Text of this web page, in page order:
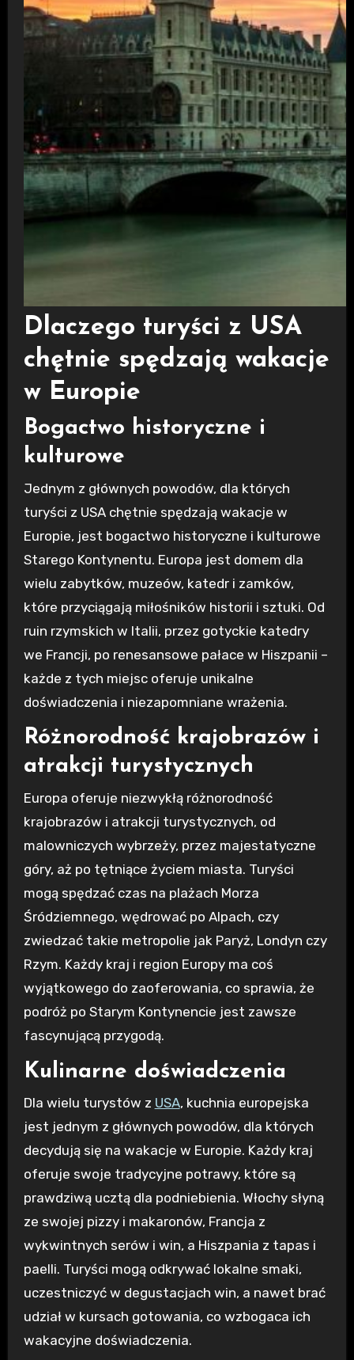
Dlaczego turyści z USA
chętnie spędzają wakacje
w Europie
Bogactwo historyczne i
kulturowe
Jednym z głównych powodów, dla których
turyści z USA chętnie spędzają wakacje w
Europie, jest bogactwo historyczne i kulturowe
Starego Kontynentu. Europa jest domem dla
wielu zabytków, muzeów, katedr i zamków,
które przyciągają miłośników historii i sztuki. Od
ruin rzymskich w Italii, przez gotyckie katedry
we Francji, po renesansowe pałace w Hiszpanii –
każde z tych miejsc oferuje unikalne
doświadczenia i niezapomniane wrażenia.
Różnorodność krajobrazów i
atrakcji turystycznych
Europa oferuje niezwykłą różnorodność
krajobrazów i atrakcji turystycznych, od
malowniczych wybrzeży, przez majestatyczne
góry, aż po tętniące życiem miasta. Turyści
mogą spędzać czas na plażach Morza
Śródziemnego, wędrować po Alpach, czy
zwiedzać takie metropolie jak Paryż, Londyn czy
Rzym. Każdy kraj i region Europy ma coś
wyjątkowego do zaoferowania, co sprawia, że
podróż po Starym Kontynencie jest zawsze
fascynującą przygodą.
Kulinarne doświadczenia
Dla wielu turystów z USA, kuchnia europejska
jest jednym z głównych powodów, dla których
decydują się na wakacje w Europie. Każdy kraj
oferuje swoje tradycyjne potrawy, które są
prawdziwą ucztą dla podniebienia. Włochy słyną
ze swojej pizzy i makaronów, Francja z
wykwintnych serów i win, a Hiszpania z tapas i
paelli. Turyści mogą odkrywać lokalne smaki,
uczestniczyć w degustacjach win, a nawet brać
udział w kursach gotowania, co wzbogaca ich
wakacyjne doświadczenia.